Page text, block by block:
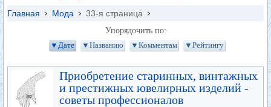
Главная Мода 33-я страница
Упорядочить по:
▼Дате
▼Названию ▼Комментам ▼Рейтингу
Приобретение старинных, винтажных
и престижных ювелирных изделий -
советы профессионалов